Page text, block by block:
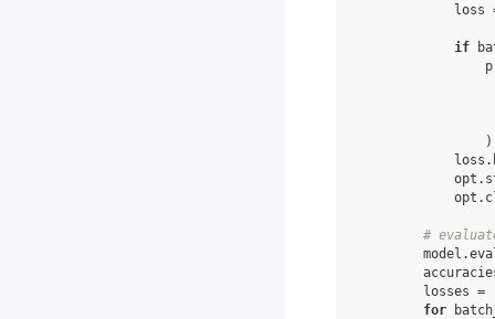
loss
if
)
loss .
opt .
opt .
#
model .
losses =
for